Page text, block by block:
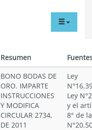
menu
Resumen
BONO BODAS DE
ORO. IMPARTE
INSTRUCCIONES
Y MODIFICA
CIRCULAR 2734,
DE 2011
Ley
Ley
y el
8° de